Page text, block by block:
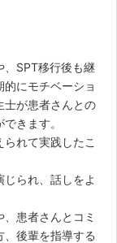
、SPT移行後も継
にモチベーショ
士が患者さんとの
きます。
れて実践したこ
られ、話しをよ
患者さんとコミ
、後輩を指導する